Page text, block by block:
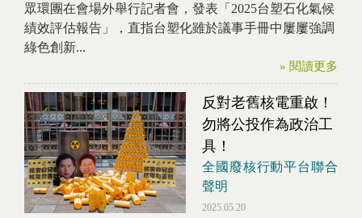
眾環團在會場外舉行記者會，發表「2025台塑石化氣候
績效評估報告」，直指台塑化雖於議事手冊中屢屢強調
綠色創新...
» 閱讀更多
反對老舊核電重啟！
勿將公投作為政治工
具！
全國廢核行動平台聯合
聲明
2025.05.20